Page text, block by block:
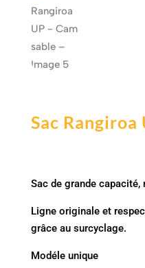
Sac Rangiroa
Sac de grande capacité,
Ligne originale et
grâce au surcyclage.
Modéle unique